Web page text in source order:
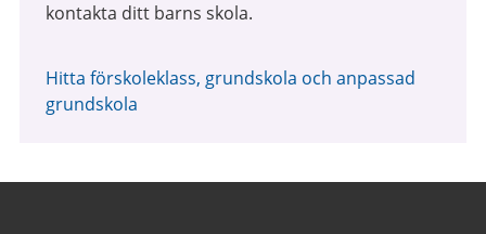
kontakta ditt barns skola.
Hitta förskoleklass, grundskola och anpassad
grundskola